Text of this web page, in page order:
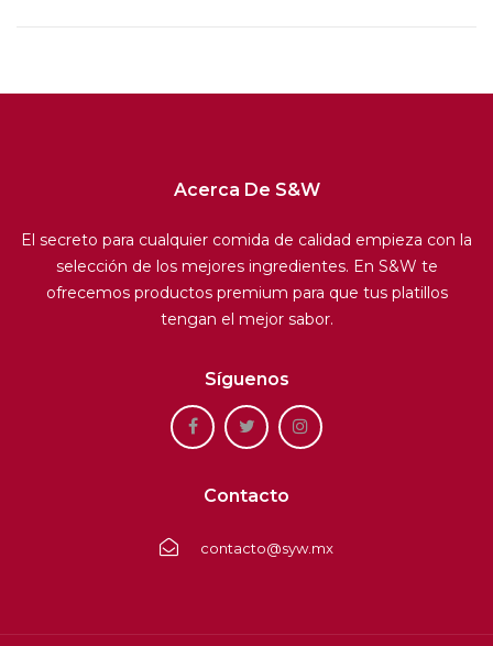
Acerca De S&W
El secreto para cualquier comida de calidad empieza con la
selección de los mejores ingredientes. En S&W te
ofrecemos productos premium para que tus platillos
tengan el mejor sabor.
Síguenos
Contacto
contacto@syw.mx